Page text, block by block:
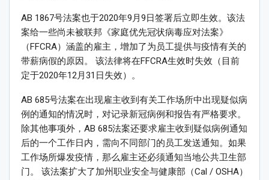
AB 1867号法案也于2020年9月9日签署后立即生效。该法
案给一些尚未被联邦《家庭优先冠状病毒应对法案》
（FFCRA）涵盖的雇主，增加了为员工提供与疫情有关的
带薪病假的原因。 该法律将在FFCRA生效时失效（目前
定于2020年12月31日失效）。
AB 685号法案在出现雇主收到有关工作场所中出现疑似病
例的通知的情况时，对记录新冠病例和报告有严格要求。
除其他事项外，AB 685法案还要求雇主收到疑似病例通知
后的一个工作日内，需向不同部门的员工发送通知。如果
工作场所爆发疫情，那么雇主还必须通知当地公共卫生部
门。 该法案扩大了加州职业安全与健康部（Cal / OSHA）